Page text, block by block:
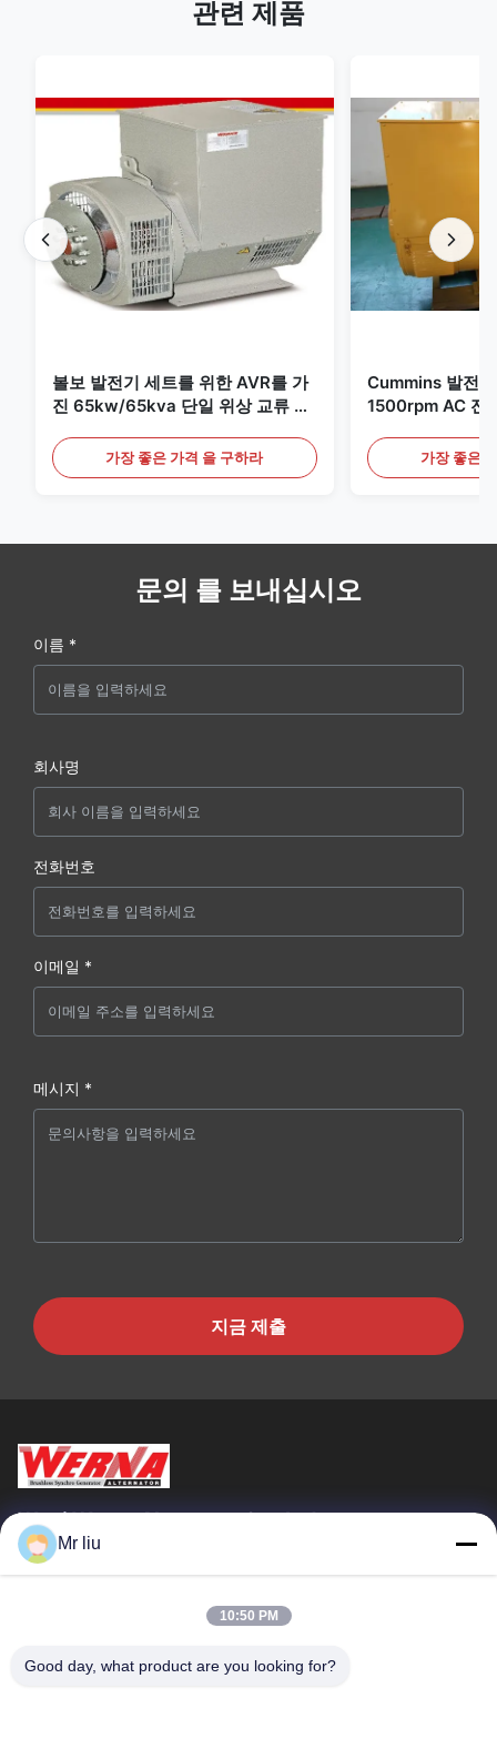
관련 제품
볼보 발전기 세트를 위한 AVR를 가
진 65kw/65kva 단일 위상 교류 발
가장 좋은 가격 을 구하라
Cummins 발전
1500rpm AC 전
가장 좋은
문의 를 보내십시오
이름 *
회사명
전화번호
이메일 *
메시지 *
지금 제출
Wuxi Werna Alternator Co., Ltd.
빠른 링크
제품
품질 관리
Mr liu
10:50 PM
Good day, what product are you looking for?